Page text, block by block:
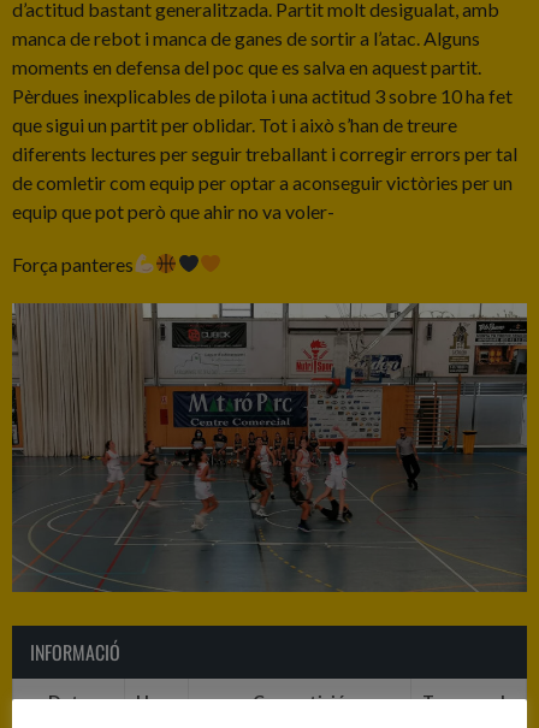
d’actitud bastant generalitzada. Partit molt desigualat, amb
manca de rebot i manca de ganes de sortir a l’atac. Alguns
moments en defensa del poc que es salva en aquest partit.
Pèrdues inexplicables de pilota i una actitud 3 sobre 10 ha fet
que sigui un partit per oblidar. Tot i això s’han de treure
diferents lectures per seguir treballant i corregir errors per tal
de comletir com equip per optar a aconseguir victòries per un
equip que pot però que ahir no va voler-
Força panteres
INFORMACIÓ
Data Hora Competició Temporada